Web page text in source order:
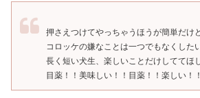
押さえつけてやっちゃうほうが簡単だけ
コロッケの嫌なことは一つでもなくした
長く短い犬生、楽しいことだけしててほ
目薬！！美味しい！！目薬！！楽しい！！